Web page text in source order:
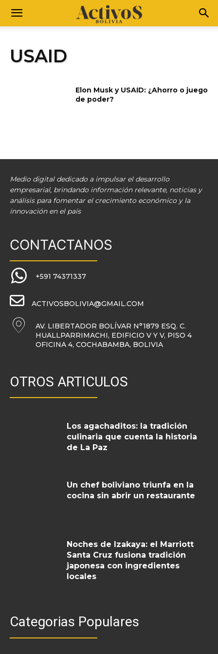
USAID
Elon Musk y USAID: ¿Ahorro o juego
de poder?
Medio digital dedicado a impulsar el desarrollo
empresarial, brindando información relevante, noticias y
análisis para fomentar el crecimiento económico y la
innovación en el país
CONTACTANOS
+591 74371337
ACTIVOSBOLIVIA@GMAIL.COM
AV. LIBERTADOR BOLÍVAR N°1879 ESQ. C.
HUALLPARRIMACHI, EDIFICIO V Y V, PISO 4
OFICINA 4, COCHABAMBA, BOLIVIA
OTROS ARTICULOS
Los agachaditos: la tradición
culinaria que cuenta la historia
de La Paz
Un chef boliviano triunfa en la
cocina sin abrir un restaurante
Noches de Izakaya: el Marriott
Santa Cruz fusiona tradición
japonesa con ingredientes
locales
Categorias Populares